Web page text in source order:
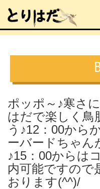
ポッポ～♪寒さ
はだで楽しく鳥
う♪12：00から
ーバードちゃん
♪15：00からは
内可能ですので
おります(^^)/